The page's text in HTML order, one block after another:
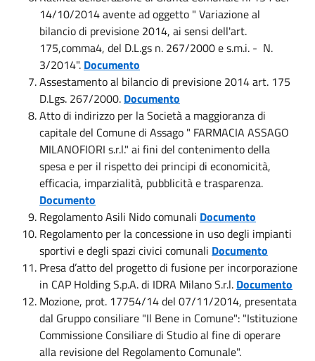
14/10/2014 avente ad oggetto " Variazione al
bilancio di previsione 2014, ai sensi dell'art.
175,comma4, del D.L.gs n. 267/2000 e s.m.i. - N.
3/2014". Documento
Assestamento al bilancio di previsione 2014 art. 175
D.Lgs. 267/2000. Documento
Atto di indirizzo per la Società a maggioranza di
capitale del Comune di Assago " FARMACIA ASSAGO
MILANOFIORI s.r.l." ai fini del contenimento della
spesa e per il rispetto dei principi di economicità,
efficacia, imparzialità, pubblicità e trasparenza.
Documento
Regolamento Asili Nido comunali Documento
Regolamento per la concessione in uso degli impianti
sportivi e degli spazi civici comunali Documento
Presa d’atto del progetto di fusione per incorporazione
in CAP Holding S.p.A. di IDRA Milano S.r.l. Documento
Mozione, prot. 17754/14 del 07/11/2014, presentata
dal Gruppo consiliare "Il Bene in Comune": "Istituzione
Commissione Consiliare di Studio al fine di operare
alla revisione del Regolamento Comunale".